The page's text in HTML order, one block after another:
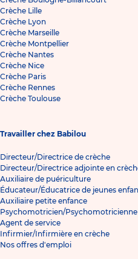
Crèche Lille
Crèche Lyon
Crèche Marseille
Crèche Montpellier
Crèche Nantes
Crèche Nice
Crèche Paris
Crèche Rennes
Crèche Toulouse
Travailler chez Babilou
Directeur/Directrice de crèche
Directeur/Directrice adjointe en
Auxiliaire de puériculture
Éducateur/Éducatrice de jeunes
Auxiliaire petite enfance
Psychomotricien/Psychomotricienne
Agent de service
Infirmier/Infirmière en crèche
Nos offres d'emploi